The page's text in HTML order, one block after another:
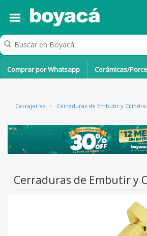
Comprar por Whatsapp Cerámicas/
Cerrajerías > Cerraduras de Embutir y
Cerraduras de Embutir y